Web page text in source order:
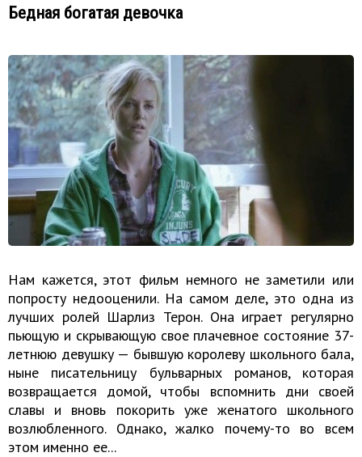
Бедная богатая девочка
Нам кажется, этот фильм немного не заметили или
попросту недооценили. На самом деле, это одна из
лучших ролей Шарлиз Терон. Она играет регулярно
пьющую и скрывающую свое плачевное состояние 37-
летнюю девушку — бывшую королеву школьного бала,
ныне писательницу бульварных романов, которая
возвращается домой, чтобы вспомнить дни своей
славы и вновь покорить уже женатого школьного
возлюбленного. Однако, жалко почему-то во всем
этом именно ее...